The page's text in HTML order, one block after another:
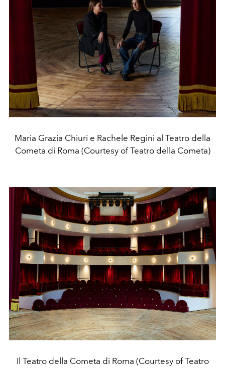
Maria Grazia Chiuri e Rachele Regini al Teatro della
Cometa di Roma (Courtesy of Teatro della Cometa)
Il Teatro della Cometa di Roma (Courtesy of Teatro